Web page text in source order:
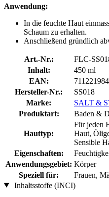
Anwendung:
In die feuchte Haut
Schaum zu erhalten.
Anschließend gründlich
Art.-Nr.:
FLC-
Inhalt:
450 ml
EAN:
Hersteller-Nr.:
SS018
Marke:
SALT &
Produktart:
Baden &
Hauttyp:
Für jeden
Haut,
Sensible
Eigenschaften:
Anwendungsgebiet: Körper
Speziell für:
Frauen,
Inhaltsstoffe (INCI)